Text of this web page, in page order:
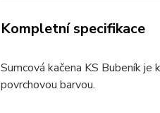
Kompletní specifikace
Sumcová kačena KS Bubeník
povrchovou barvou.